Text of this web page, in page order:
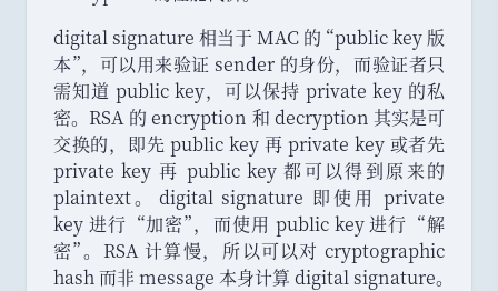
s)
)
digital signature 相当于 MAC 的 “public key 版
本”， 可以用来验证 sender 的身份， 而验证者只
需知道 public key， 可以保持 private key 的私
密。 RSA 的 encryption 和 decryption 其实是可
交换的，
即先 public key 再 private key 或者先
private key 再 public key 都可以得到原来的
plaintext。
digital signature 即使用 private
key 进行 “加密”， 而使用 public key 进行 “解
密”。 RSA 计算慢，
所以可以对 cryptographic
hash 而非 message 本身计算 digital signature。